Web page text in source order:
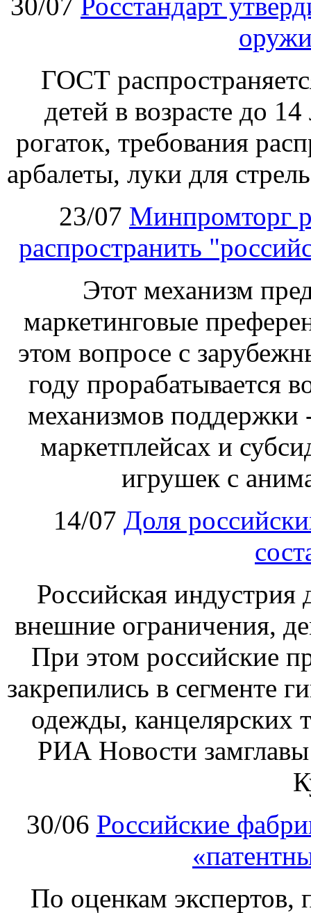
ГОСТ
детей в возрасте до
рогаток, требования
арбалеты, луки для
23/07 Минпромторг
распространить
Этот механизм
маркетинговые
этом вопросе с
году прорабатывается
механизмов поддержки
маркетплейсах и
игрушек с
14/07 Доля
Российская индустрия
внешние ограничения,
При этом российские
закрепились в сегменте
одежды, канцелярских
РИА Новости
30/06 Российские
По оценкам экспертов,